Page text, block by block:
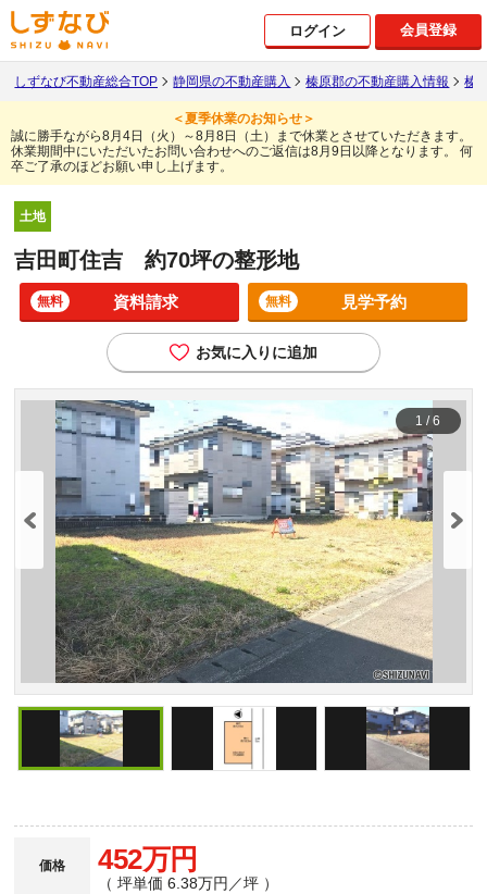
ログイン 会員登録
しずなび不動産総合TOP 静岡県の不動産購入 榛原郡の不動産購入情報 榛
＜夏季休業のお知らせ＞
誠に勝手ながら8月4日（火）～8月8日（土）まで休業とさせていただきます。
休業期間中にいただいたお問い合わせへのご返信は8月9日以降となります。
何
卒ご了承のほどお願い申し上げます。
土地
吉田町住吉 約70坪の整形地
資料請求
無料 見学予約
無料
お気に入りに追加
1 / 6
価格 452万円
（ 坪単価 6.38万円／坪 ）